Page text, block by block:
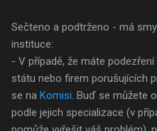
Sečteno a podtrženo - má
instituce:
- V případě, že máte
státu nebo firem porušujících
se na Komisi . Buď se můžete
podle jejich specializace (v